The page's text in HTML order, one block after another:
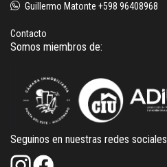
Guillermo Matonte +598 96408968
Contacto
Somos miembros de:
Seguinos en nuestras redes sociales